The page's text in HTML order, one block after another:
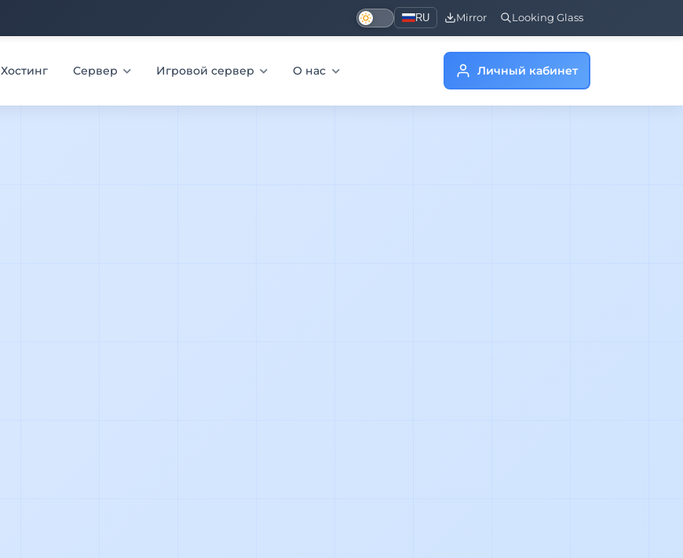
RU Mirror Looking Glass
Хостинг Сервер Игровой сервер О нас Личный кабинет